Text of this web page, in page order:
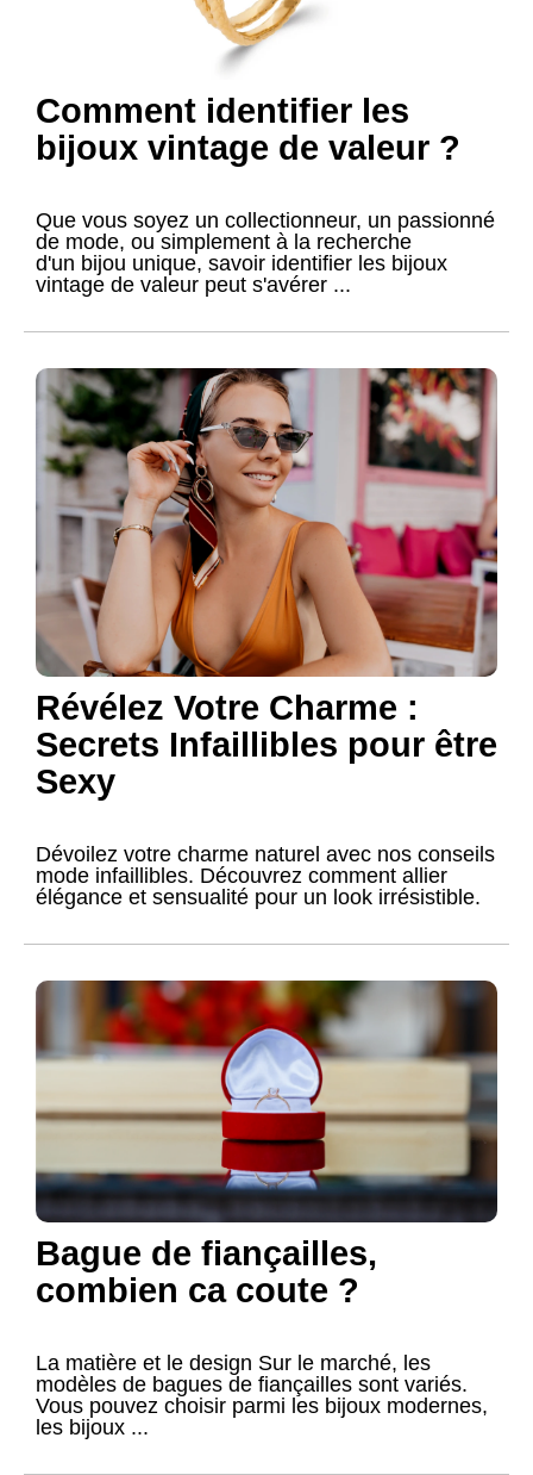
Comment identifier les
bijoux vintage de valeur ?
Que vous soyez un collectionneur, un passionné
de mode, ou simplement à la recherche
d'un bijou unique, savoir identifier les bijoux
vintage de valeur peut s'avérer ...
Révélez Votre Charme :
Secrets Infaillibles pour être
Sexy
Dévoilez votre charme naturel avec nos conseils
mode infaillibles. Découvrez comment allier
élégance et sensualité pour un look irrésistible.
Bague de fiançailles,
combien ca coute ?
La matière et le design Sur le marché, les
modèles de bagues de fiançailles sont variés.
Vous pouvez choisir parmi les bijoux modernes,
les bijoux ...